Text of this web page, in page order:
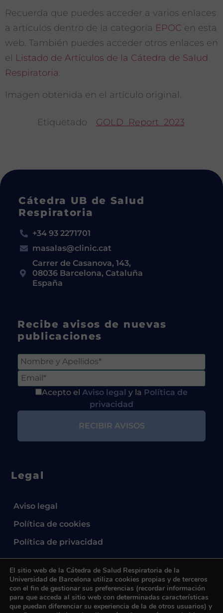
Recuerda que puedes acceder a varios enlaces
a artículos dentro de la categoría EPOC en esta
web. También puedes acceder otros enlaces en
el Listado de Artículos de la Cátedra de Salud
Respiratoria.
Imagen obtenida en el artículo original.
Etiquetado GOLD Report 2023
Cátedra UB de Salud
Respiratoria
+34 93 2271701
masalas@clinic.cat
Carrer de Casanova, 143,
08036 Barcelona, Cataluña
España
Recibe avisos de nuevas
publicaciones
Acepto el Aviso legal y la Política de
privacidad
Legal
Aviso legal
Política de cookies
Política de privacidad
El sitio web de la Cátedra de Salud Respiratoria de la
Universidad de Barcelona utiliza cookies propias y de terceros
con el fin de gestionar sus preferencias (recordar información
para que acceda al sitio web con determinadas características
que puedan diferenciar su experiencia de la de otros usuarios) y